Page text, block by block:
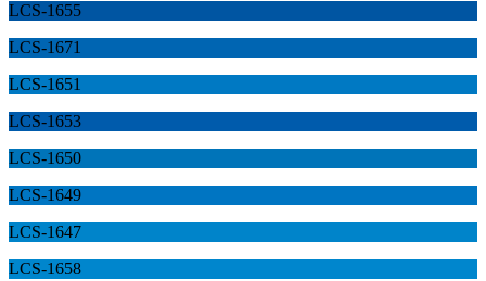
LCS-1655
LCS-1671
LCS-1651
LCS-1653
LCS-1650
LCS-1649
LCS-1647
LCS-1658